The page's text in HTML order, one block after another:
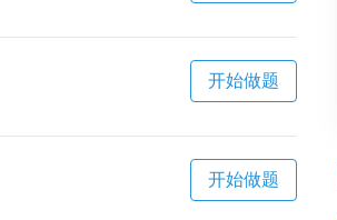
开始做题
开始做题